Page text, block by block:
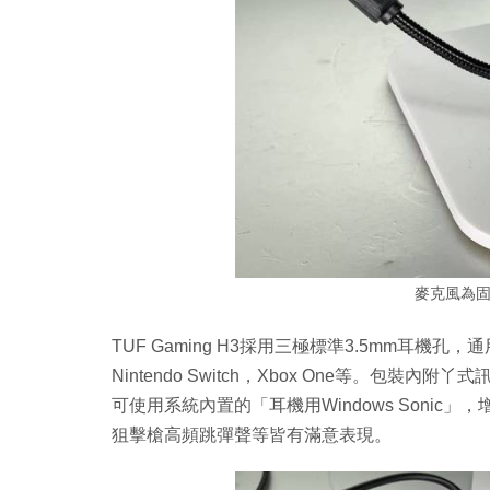
麥克風為
TUF Gaming H3採用三極標準3.5mm耳機孔，
Nintendo Switch，Xbox One等。包裝內附丫式
可使用系統內置的「耳機用Windows Sonic」，
狙擊槍高頻跳彈聲等皆有滿意表現。